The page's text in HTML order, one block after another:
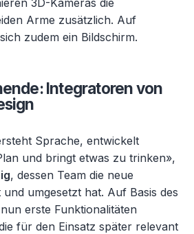
Arme zusätzlich. Auf
zudem ein Bildschirm.
Integratoren von
Sprache, entwickelt
und bringt etwas zu trinken»,
, dessen Team die neue
umgesetzt hat. Auf Basis des
erste Funktionalitäten
für den Einsatz später relevant